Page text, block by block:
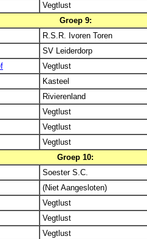
Vegtlust
Groep 9:
R.S.R. Ivoren Toren
SV Leiderdorp
Vegtlust
Kasteel
Rivierenland
Vegtlust
Vegtlust
Vegtlust
Groep 10:
Soester S.C.
(Niet Aangesloten)
Vegtlust
Vegtlust
Vegtlust